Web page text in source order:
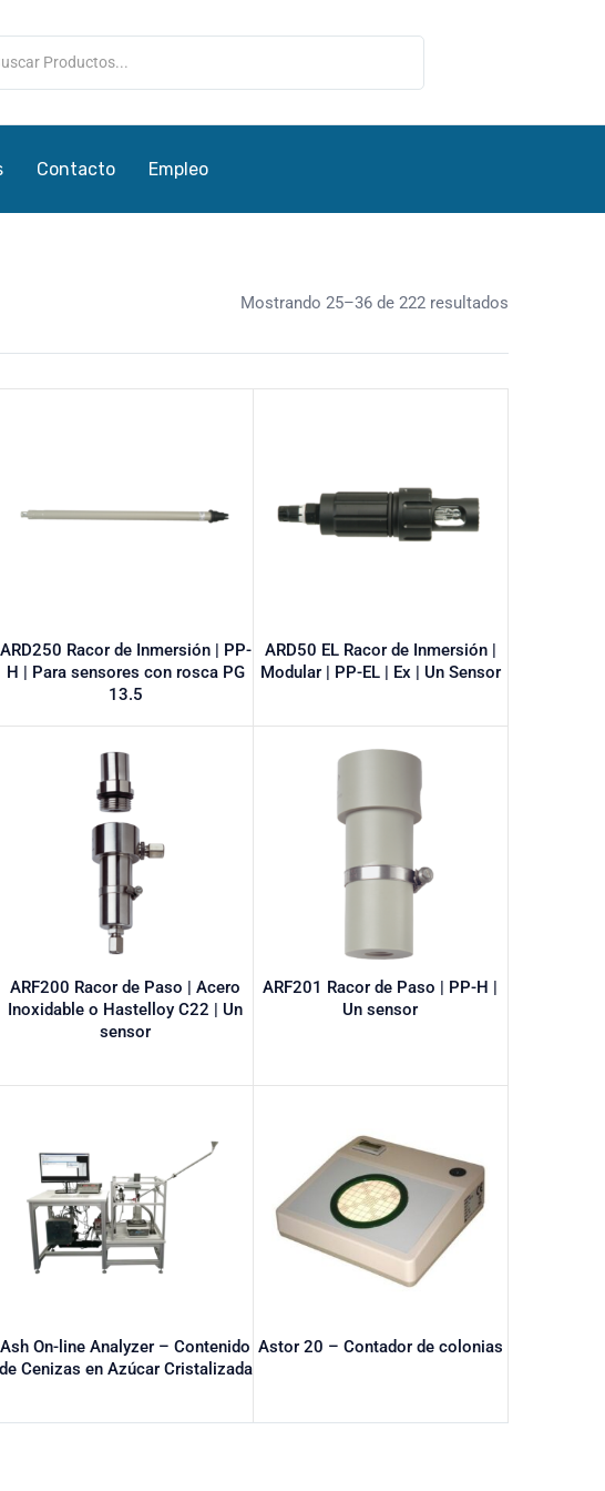
Contacto Empleo
Mostrando 25–36 de 222 resultados
ARD250 Racor de Inmersión | PP-
H | Para sensores con rosca PG
13.5
ARD50 EL Racor de Inmersión |
Modular | PP-EL | Ex | Un Sensor
ARF200 Racor de Paso | Acero
Inoxidable o Hastelloy C22 | Un
sensor
ARF201 Racor de Paso | PP-H |
Un sensor
Ash On-line Analyzer – Contenido
de Cenizas en Azúcar Cristalizada
Astor 20 – Contador de colonias